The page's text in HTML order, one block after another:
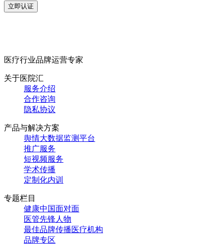
立即认证
医疗行业品牌运营专家
关于医院汇
服务介绍
合作咨询
隐私协议
产品与解决方案
舆情大数据监测平台
推广服务
短视频服务
学术传播
定制化内训
专题栏目
健康中国面对面
医管先锋人物
最佳品牌传播医疗机构
品牌专区